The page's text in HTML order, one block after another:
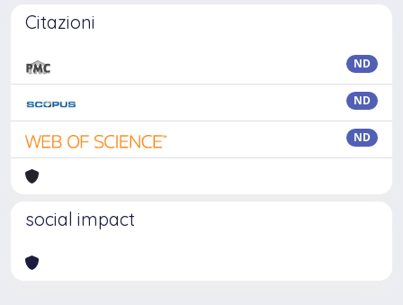
Citazioni
ND
ND
ND
social impact